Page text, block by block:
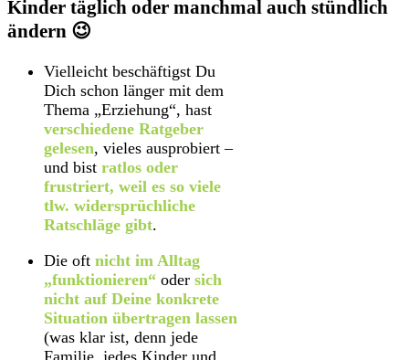
Kinder täglich oder manchmal auch stündlich
ändern 😉
Vielleicht beschäftigst Du
Dich schon länger mit dem
Thema „Erziehung“, hast
verschiedene Ratgeber
gelesen, vieles ausprobiert –
und bist ratlos oder
frustriert, weil es so viele
tlw. widersprüchliche
Ratschläge gibt.
Die oft nicht im Alltag
„funktionieren“ oder sich
nicht auf Deine konkrete
Situation übertragen lassen
(was klar ist, denn jede